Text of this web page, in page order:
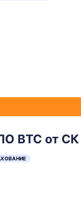
ВТС от